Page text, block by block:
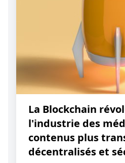
La Blockchain
l'industrie des
contenus plus
décentralisés et